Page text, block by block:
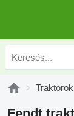
Traktorok